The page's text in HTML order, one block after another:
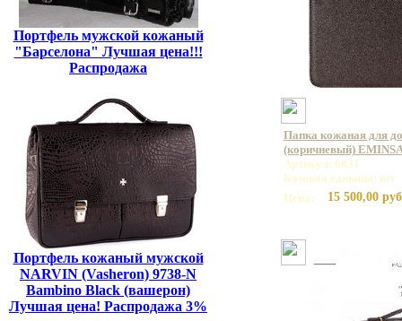
Портфель мужской кожаный
"Барселона" Лучшая цена!!!
Распродажа
Портфель кожаный мужской
NARVIN (Vasheron) 9738-N
Bambino Black (вашерон)
Лучшая цена! Распродажа 3%
Папка кожаная для
(коричневый)
Артикул: 6031
Базовая единица: шт
Цена:
15 500,00